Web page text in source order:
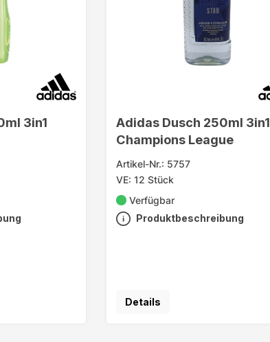
3in1
Adidas Dusch 250ml 3in1
Champions League
Artikel-Nr.: 5757
VE: 12 Stück
Verfügbar
Produktbeschreibung
Details